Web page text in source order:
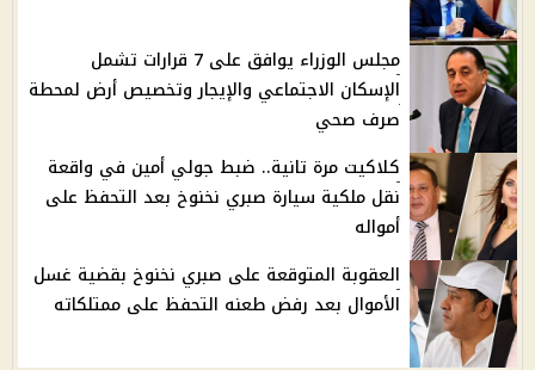
مجلس الوزراء يوافق على 7 قرارات تشمل
الإسكان الاجتماعي والإيجار وتخصيص أرض لمحطة
صرف صحي
كلاكيت مرة تانية.. ضبط جولي أمين في واقعة
نقل ملكية سيارة صبري نخنوخ بعد التحفظ على
أمواله
العقوبة المتوقعة على صبري نخنوخ بقضية غسل
الأموال بعد رفض طعنه التحفظ على ممتلكاته